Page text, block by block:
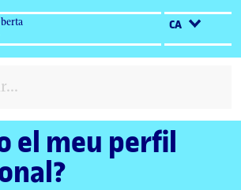
CA
el meu perfil